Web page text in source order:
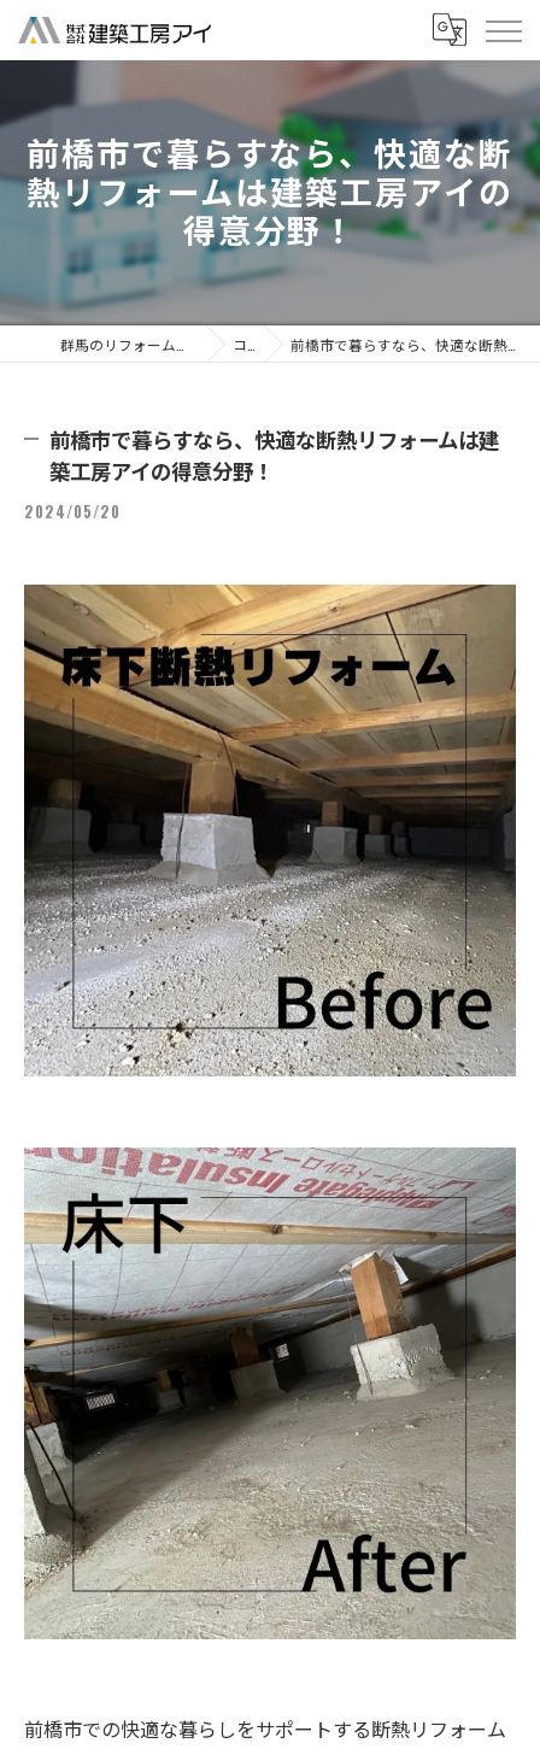
前橋市で暮らすなら、快適な断
熱リフォームは建築工房アイの
得意分野！
コラム 前橋市で暮らすなら、快適な断熱リフォームは建築工房アイの得意分野！
前橋市で暮らすなら、快適な断熱リフォームは建
築工房アイの得意分野！
2024/05/20
前橋市での快適な暮らしをサポートする断熱リフォーム